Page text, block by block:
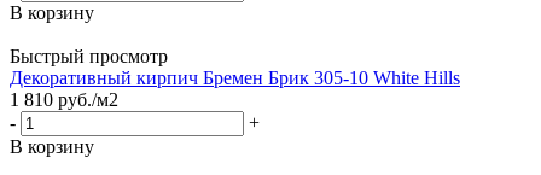
В корзину
Быстрый просмотр
Декоративный кирпич Бремен Брик 305-10 White Hills
1 810 руб./м2
-
+
В корзину